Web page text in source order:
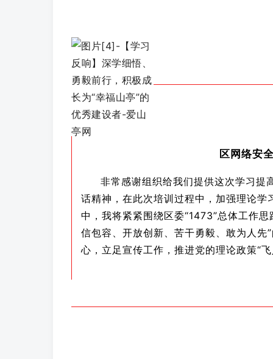
区网络安
非常感谢组织给我们提供这次学习提
话精神，在此次培训过程中，加强理论
中，我将紧紧围绕区委“1473”总体工作
信包容、开放创新、苦干勇毅、敢为人先
心，立足宣传工作，推进党的理论政策“